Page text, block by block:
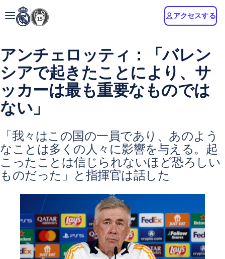
アクセスする
アンチェロッティ：「バレン
シアで起きたことにより、サ
ッカーは最も重要なものでは
ない」
「我々はこの国の一員であり、あのよう
なことは多くの人々に影響を与える。起
こったことは信じられないほど恐ろしい
ものだった」と指揮官は話した